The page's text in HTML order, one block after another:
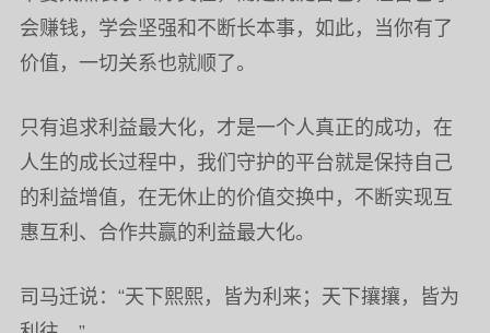
会赚钱，学会坚强和不断长本事，如此，当你有了
价值，一切关系也就顺了。
只有追求利益最大化，才是一个人真正的成功，在
人生的成长过程中，我们守护的平台就是保持自己
的利益增值，在无休止的价值交换中，不断实现互
惠互利、合作共赢的利益最大化。
司马迁说：“天下熙熙，皆为利来；天下攘攘，皆为